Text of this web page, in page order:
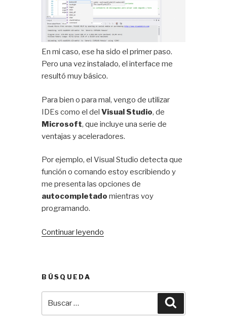
En mi caso, ese ha sido el primer paso.
Pero una vez instalado, el interface me
resultó muy básico.
Para bien o para mal, vengo de utilizar
IDEs como el delVisual Studio, de
Microsoft, que incluye una serie de
ventajas y aceleradores.
Por ejemplo, el Visual Studio detecta que
función o comando estoy escribiendo y
me presenta las opciones de
autocompletado mientras voy
programando.
Continuar leyendo
BÚSQUEDA